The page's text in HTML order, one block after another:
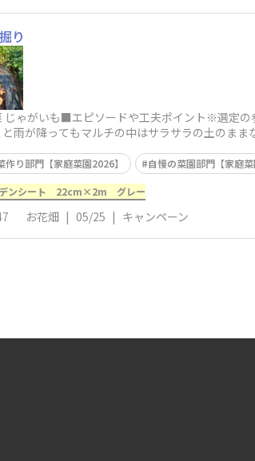
り
ゃがいも■エピソードや工夫ポイント※選定の
と雨が降ってもマルチの中はサラサラの土のま
作り部門【家庭菜園2026】 自慢の菜園部門【家庭菜
デンシート 22cm×2m グレー
お花畑 | 05/25 | キャンペーン